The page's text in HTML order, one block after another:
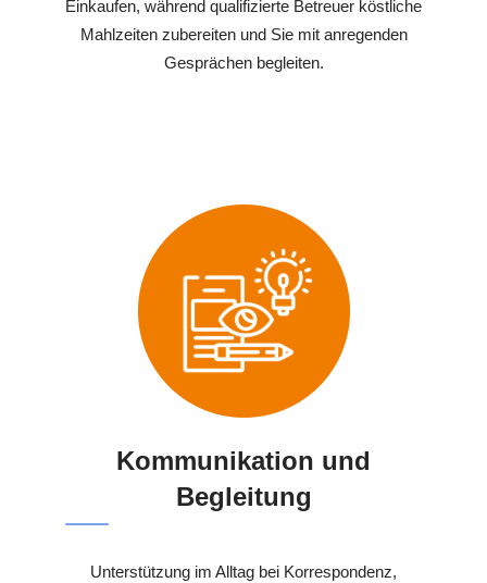
Einkaufen, während qualifizierte Betreuer köstliche
Mahlzeiten zubereiten und Sie mit anregenden
Gesprächen begleiten.
Kommunikation und
Begleitung
Unterstützung im Alltag bei Korrespondenz,